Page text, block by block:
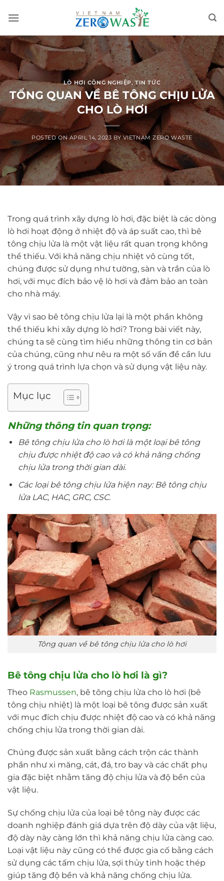
LÒ HƠI CÔNG NGHIỆP,TIN TỨC
TỔNG QUAN VỀ BÊ TÔNG CHỊU LỬA
CHO LÒ HƠI
POSTED ONAPRIL 14, 2023 BYVIETNAM ZERO WASTE
Trong quá trình xây dựng lò hơi, đặc biệt là các dòng
lò hơi hoạt động ở nhiệt độ và áp suất cao, thì bê
tông chịu lửa là một vật liệu rất quan trọng không
thể thiếu. Với khả năng chịu nhiệt vô cùng tốt,
chúng được sử dụng như tường, sàn và trần của lò
hơi, với mục đích bảo vệ lò hơi và đảm bảo an toàn
cho nhà máy.
Vậy vì sao bê tông chịu lửa lại là một phần không
thể thiếu khi xây dựng lò hơi? Trong bài viết này,
chúng ta sẽ cùng tìm hiểu những thông tin cơ bản
của chúng, cũng như nêu ra một số vấn đề cần lưu
ý trong quá trình lựa chọn và sử dụng vật liệu này.
Mục lục
Những thông tin quan trọng:
Bê tông chịu lửa cho lò hơi là một loại bê tông
chịu được nhiệt độ cao và có khả năng chống
chịu lửa trong thời gian dài.
Các loại bê tông chịu lửa hiện nay: Bê tông chịu
lửa LAC, HAC, GRC, CSC.
Tông quan về bê tông chịu lửa cho lò hơi
Bê tông chịu lửa cho lò hơi là gì?
Theo Rasmussen, bê tông chịu lửa cho lò hơi (bê
tông chịu nhiệt) là một loại bê tông được sản xuất
với mục đích chịu được nhiệt độ cao và có khả năng
chống chịu lửa trong thời gian dài.
Chúng được sản xuất bằng cách trộn các thành
phần như xi măng, cát, đá, tro bay và các chất phụ
gia đặc biệt nhằm tăng độ chịu lửa và độ bền của
vật liệu.
Sự chống chịu lửa của loại bê tông này được các
doanh nghiệp đánh giá dựa trên độ dày của vật liệu,
độ dày này càng lớn thì khả năng chịu lửa càng cao.
Loại vật liệu này cũng có thể được gia cố bằng cách
sử dụng các tấm chịu lửa, sợi thủy tinh hoặc thép
giúp tăng độ bền và khả năng chống chịu lửa.